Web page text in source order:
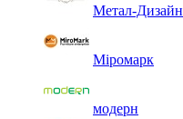
Метал-Дизайн
Міромарк
модерн